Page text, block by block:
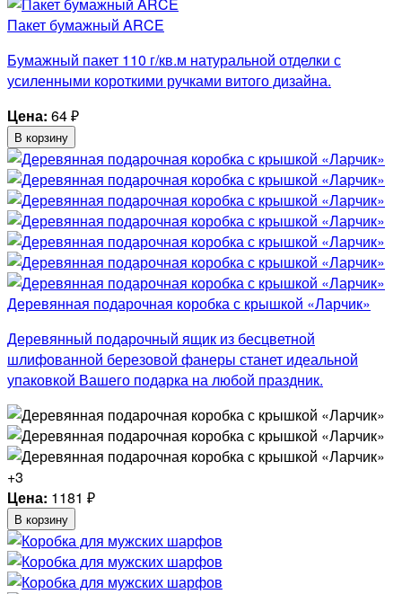
Пакет бумажный ARCE
Бумажный пакет 110 г/кв.м натуральной отделки с
усиленными короткими ручками витого дизайна.
Цена: 64₽
В корзину
Деревянная подарочная коробка с крышкой «Ларчик»
Деревянный подарочный ящик из бесцветной
шлифованной березовой фанеры станет идеальной
упаковкой Вашего подарка на любой праздник.
+3
Цена: 1181 ₽
В корзину